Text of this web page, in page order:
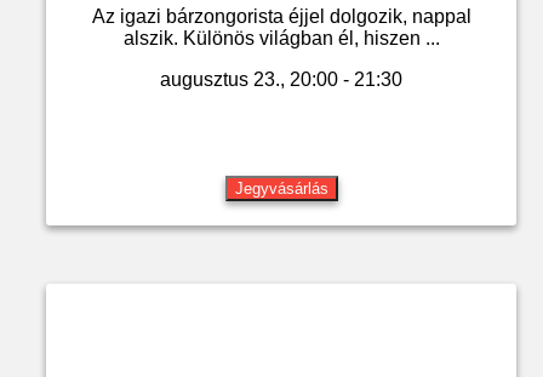
Az igazi bárzongorista éjjel dolgozik, nappal
alszik. Különös világban él, hiszen ...
augusztus 23., 20:00 - 21:30
Jegyvásárlás